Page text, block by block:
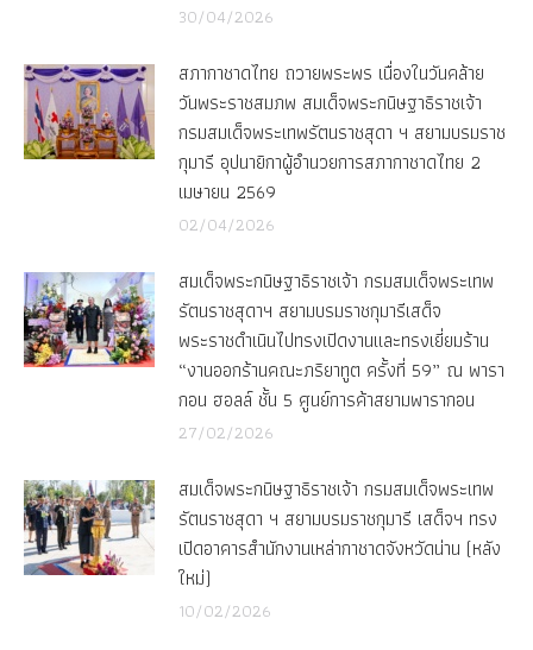
30/04/2026
สภากาชาดไทย ถวายพระพร เนื่องในวันคล้าย
วันพระราชสมภพ สมเด็จพระกนิษฐาธิราชเจ้า
กรมสมเด็จพระเทพรัตนราชสุดา ฯ สยามบรมราช
กุมารี อุปนายิกาผู้อำนวยการสภากาชาดไทย 2
เมษายน 2569
02/04/2026
สมเด็จพระกนิษฐาธิราชเจ้า กรมสมเด็จพระเทพ
รัตนราชสุดาฯ สยามบรมราชกุมารีเสด็จ
พระราชดำเนินไปทรงเปิดงานและทรงเยี่ยมร้าน
“งานออกร้านคณะภริยาทูต ครั้งที่ 59” ณ พารา
กอน ฮอลล์ ชั้น 5 ศูนย์การค้าสยามพารากอน
27/02/2026
สมเด็จพระกนิษฐาธิราชเจ้า กรมสมเด็จพระเทพ
รัตนราชสุดา ฯ สยามบรมราชกุมารี เสด็จฯ ทรง
เปิดอาคารสำนักงานเหล่ากาชาดจังหวัดน่าน (หลัง
ใหม่)
10/02/2026